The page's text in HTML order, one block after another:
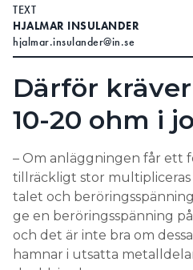
TEXT
HJALMAR INSULANDER
hjalmar.insulander@in.se
Därför
10-20 ohm i
– Om anläggningen får ett
tillräckligt stor
talet och
ge en beröringsspänning
och det är inte bra om
hamnar i utsatta